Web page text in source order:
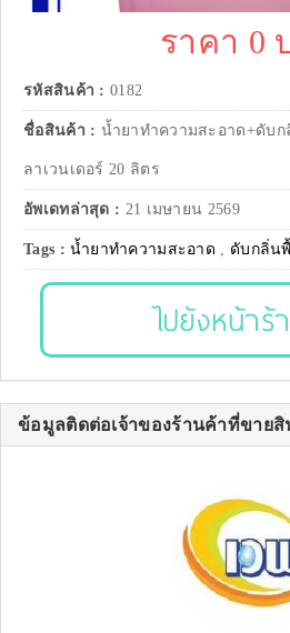
ราคา 0
รหัสสินค้า : 0182
ชื่อสินค้า : น้ำยาทำความสะอาด+ดับก
ลาเวนเดอร์ 20 ลิตร
อัพเดทล่าสุด : 21 เมษายน 2569
Tags :น้ำยาทำความสะอาด , ดับกลิ่น
ไปยังหน้าร้
ข้อมูลติดต่อเจ้าของร้านค้าที่ขาย